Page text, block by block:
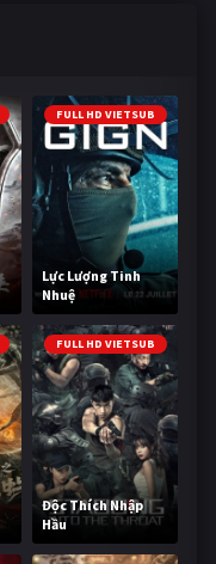
FULL HD VIETSUB
Lực Lượng Tinh
Nhuệ
FULL HD VIETSUB
Độc Thích Nhập
Hầu